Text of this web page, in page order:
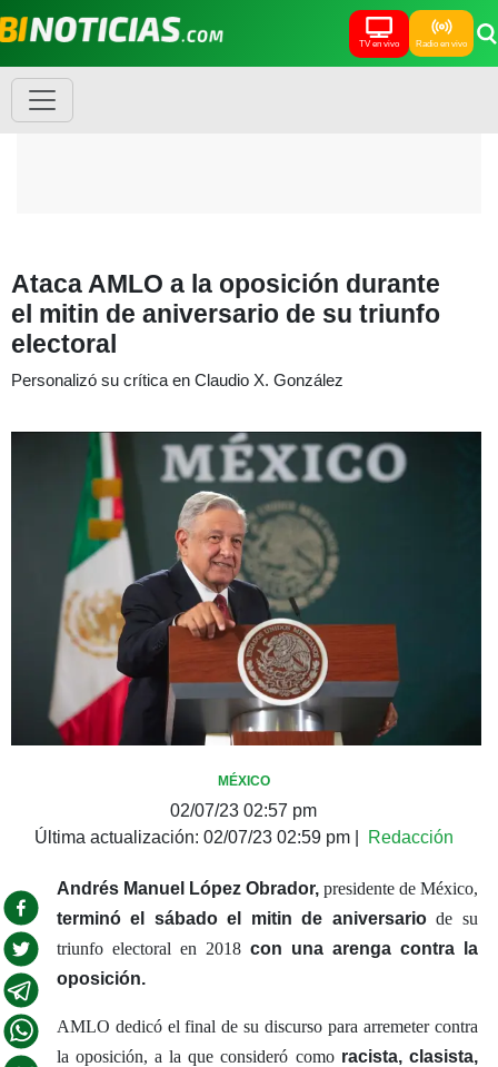
TV en vivo Radio en vivo
Ataca AMLO a la oposición durante
el mitin de aniversario de su triunfo
electoral
Personalizó su crítica en Claudio X. González
MÉXICO
02/07/23 02:57 pm
Última actualización: 02/07/23 02:59 pm| Redacción
Andrés Manuel López Obrador,presidente de México,
terminó el sábado el mitin de aniversariode su
triunfo electoral en 2018 con una arenga contra la
oposición.
AMLO dedicó el final de su discurso para arremeter contra
la oposición, a la que consideró como racista, clasista,